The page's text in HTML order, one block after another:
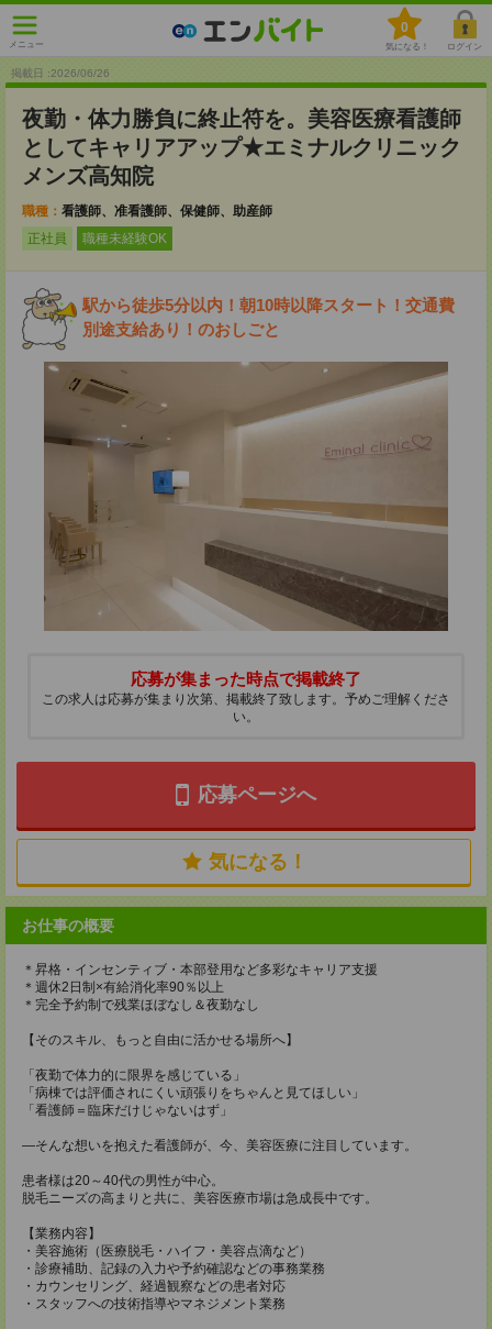
メニュー
0
気になる！ ログイン
掲載日 :2026/06/26
夜勤・体力勝負に終止符を。美容医療看護師
としてキャリアアップ★エミナルクリニック
メンズ高知院
職種： 看護師、准看護師、保健師、助産師
正社員
職種未経験OK
駅から徒歩5分以内！朝10時以降スタート！交通費
別途支給あり！のおしごと
応募が集まった時点で掲載終了
この求人は応募が集まり次第、掲載終了致します。予めご理解くださ
い。
応募ページへ
気になる！
お仕事の概要
＊昇格・インセンティブ・本部登用など多彩なキャリア支援
＊週休2日制×有給消化率90％以上
＊完全予約制で残業ほぼなし＆夜勤なし
【そのスキル、もっと自由に活かせる場所へ】
「夜勤で体力的に限界を感じている」
「病棟では評価されにくい頑張りをちゃんと見てほしい」
「看護師＝臨床だけじゃないはず」
―そんな想いを抱えた看護師が、今、美容医療に注目しています。
患者様は20～40代の男性が中心。
脱毛ニーズの高まりと共に、美容医療市場は急成長中です。
【業務内容】
・美容施術（医療脱毛・ハイフ・美容点滴など）
・診療補助、記録の入力や予約確認などの事務業務
・カウンセリング、経過観察などの患者対応
・スタッフへの技術指導やマネジメント業務